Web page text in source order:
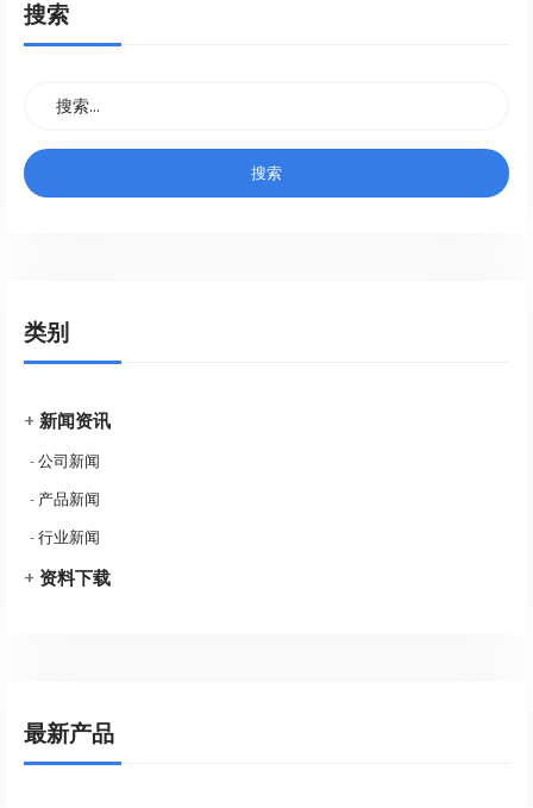
搜索
类别
+ 新闻资讯
-公司新闻
- 产品新闻
-行业新闻
+ 资料下载
最新产品